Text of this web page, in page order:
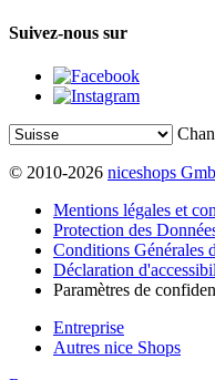
Suivez-nous sur
© 2010-2026 niceshops
Mentions légales et
Protection des
Conditions Générales
Déclaration
Paramètres de
Entreprise
Autres nice Shops